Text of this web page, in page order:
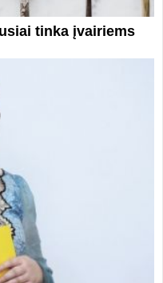
tinka įvairiems